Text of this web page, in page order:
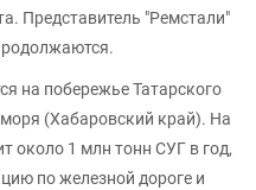
Представитель "Ремстали"
на побережье Татарского
моря (Хабаровский край). На
около 1 млн тонн СУГ в год,
по железной дороге и